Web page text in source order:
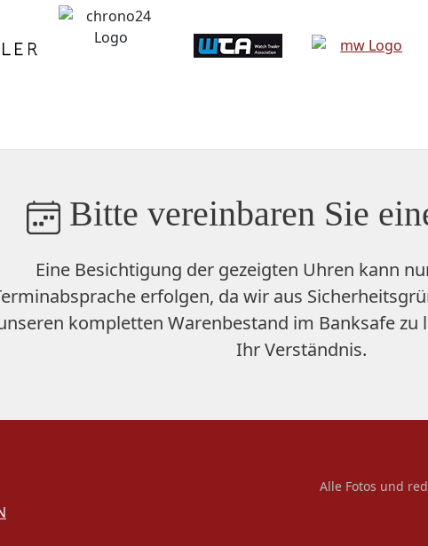
Bitte vereinbaren Sie
Eine Besichtigung der gezeigten Uhren kann
erfolgen, da wir aus
kompletten Warenbestand im Banksafe zu
Ihr Verständnis.
Alle Fotos und